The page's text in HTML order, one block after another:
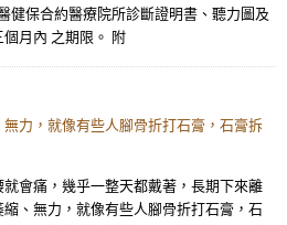
健保合約醫療院所診斷證明書、聽力圖及
月內 之期限。 附
力，就像有些人腳骨折打石膏，石膏拆
會痛，幾乎一整天都戴著，長期下來離
、無力，就像有些人腳骨折打石膏，石